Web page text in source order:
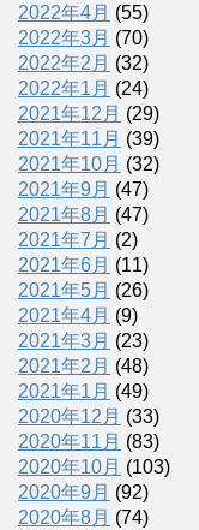
2022年4月 (55)
2022年3月 (70)
2022年2月 (32)
2022年1月 (24)
2021年12月 (29)
2021年11月 (39)
2021年10月 (32)
2021年9月 (47)
2021年8月 (47)
2021年7月 (2)
2021年6月 (11)
2021年5月 (26)
2021年4月 (9)
2021年3月 (23)
2021年2月 (48)
2021年1月 (49)
2020年12月 (33)
2020年11月 (83)
2020年10月 (103)
2020年9月 (92)
2020年8月 (74)